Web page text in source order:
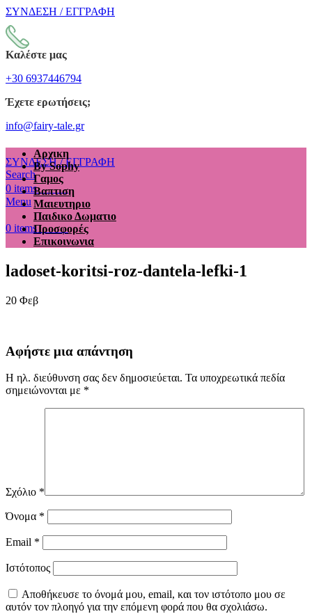
ΣΥΝΔΕΣΗ / ΕΓΓΡΑΦΗ
Καλέστε μας
+30 6937446794
Έχετε ερωτήσεις;
info@fairy-tale.gr
ΣΥΝΔΕΣΗ / ΕΓΓΡΑΦΗ
Search
0 items €0.00
Menu
0 items €0.00
Αρχικη
By Sophy
Γαμος
Βαπτιση
Μαιευτηριο
Παιδικο Δωματιο
Προσφορές
Επικοινωνια
ladoset-koritsi-roz-dantela-lefki-1
20 Φεβ
Αφήστε μια απάντηση
Η ηλ. διεύθυνση σας δεν δημοσιεύεται. Τα υποχρεωτικά πεδία
σημειώνονται με *
Σχόλιο *
Όνομα *
Email *
Ιστότοπος
Αποθήκευσε το όνομά μου, email, και τον ιστότοπο μου σε
αυτόν τον πλοηγό για την επόμενη φορά που θα σχολιάσω.